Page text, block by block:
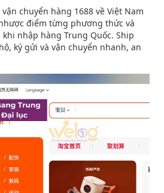
chuyển hàng 1688 về Việt Nam
điểm từng phương thức và
nhập hàng Trung Quốc. Ship
ký gửi và vận chuyển nhanh, an